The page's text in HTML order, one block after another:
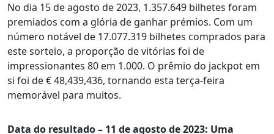
No dia 15 de agosto de 2023, 1.357.649 bilhetes foram
premiados com a glória de ganhar prémios. Com um
número notável de 17.077.319 bilhetes comprados para
este sorteio, a proporção de vitórias foi de
impressionantes 80 em 1.000. O prêmio do jackpot em
si foi de € 48,439,436, tornando esta terça-feira
memorável para muitos.
Data do resultado – 11 de agosto de 2023: Uma